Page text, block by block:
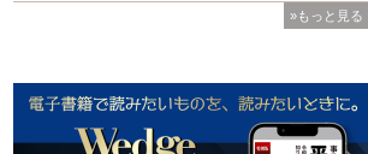
»もっと見る